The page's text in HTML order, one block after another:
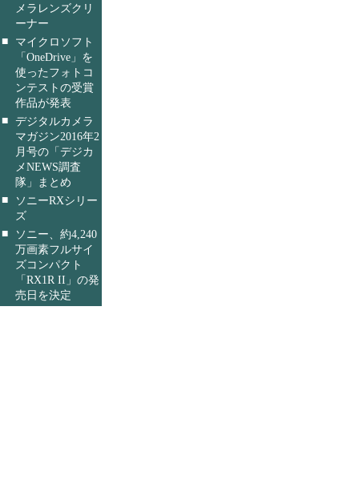
メラレンズクリ
ーナー
■
マイクロソフト
「OneDrive」を
使ったフォトコ
ンテストの受賞
作品が発表
■ デジタルカメラ
マガジン2016年2
月号の「デジカ
メNEWS調査
隊」まとめ
■
ソニーRXシリー
ズ
■
ソニー、約4,240
万画素フルサイ
ズコンパクト
「RX1R II」の発
売日を決定